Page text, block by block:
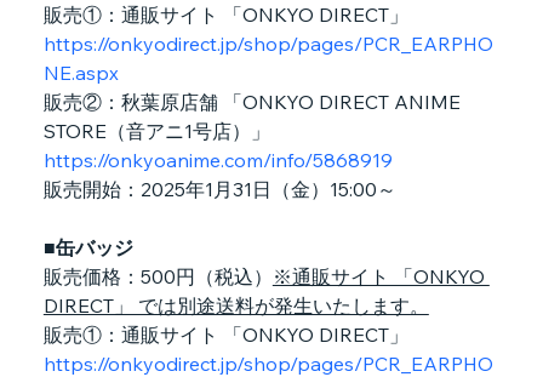
販売①：通販サイト 「ONKYO DIRECT」
https://onkyodirect.jp/shop/pages/PCR_EARPHO
NE.aspx
販売②：秋葉原店舗 「ONKYO DIRECT ANIME
STORE（音アニ1号店）」
https://onkyoanime.com/info/5868919
販売開始：2025年1月31日（金）15:00～
■缶バッジ
販売価格：500円（税込） ※通販サイト 「ONKYO
DIRECT」 では別途送料が発生いたします。
販売①：通販サイト 「ONKYO DIRECT」
https://onkyodirect.jp/shop/pages/PCR_EARPHO